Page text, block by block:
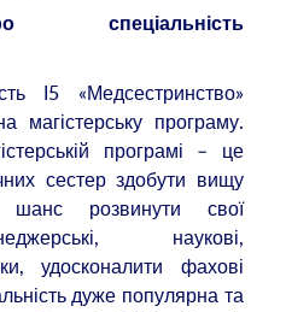
спеціальність
І5 «Медсестринство»
магістерську програму.
програмі – це
сестер здобути вищу
розвинути свої
наукові,
удосконалити фахові
дуже популярна та